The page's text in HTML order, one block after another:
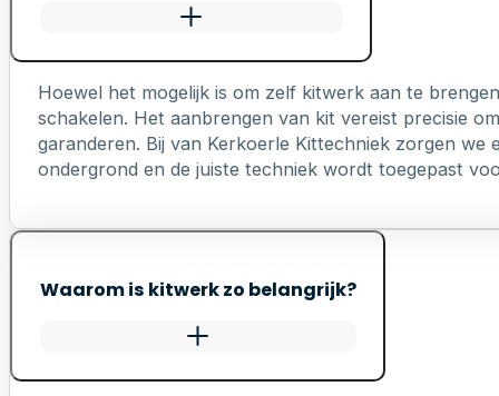
Hoewel het mogelijk is om zelf kitwerk aan te
schakelen. Het aanbrengen van kit vereist precisie
garanderen. Bij van Kerkoerle Kittechniek zorgen
ondergrond en de juiste techniek wordt toegepast
Waarom is kitwerk zo belangrijk?